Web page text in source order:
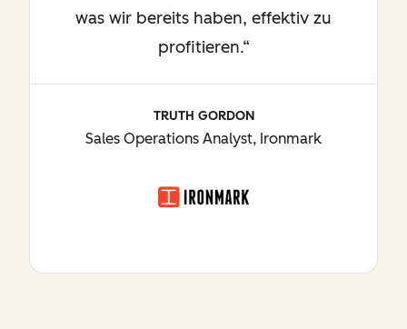
was wir bereits haben, effektiv zu
profitieren.“
TRUTH GORDON
Sales Operations Analyst, Ironmark